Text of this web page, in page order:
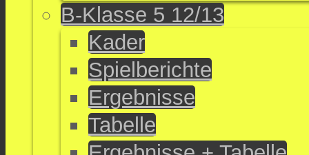
B-Klasse 5 12/13
Kader
Spielberichte
Ergebnisse
Tabelle